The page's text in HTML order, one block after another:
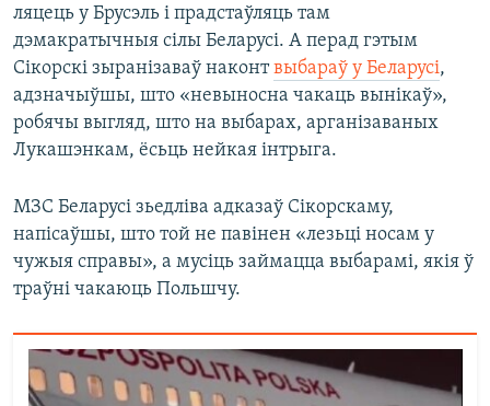
ляцець у Брусэль і прадстаўляць там
дэмакратычныя сілы Беларусі. А перад гэтым
Сікорскі зыранізаваў наконтвыбараў у Беларусі,
адзначыўшы, што «невыносна чакаць вынікаў»,
робячы выгляд, што на выбарах, арганізаваных
Лукашэнкам, ёсьць нейкая інтрыга.
МЗС Беларусі зьедліва адказаў Сікорскаму,
напісаўшы, што той не павінен «лезьці носам у
чужыя справы», а мусіць займацца выбарамі, якія ў
траўні чакаюць Польшчу.